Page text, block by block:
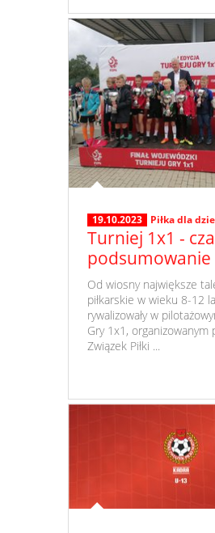
19.10.2023 Piłka dla
Turniej 1x1 -
podsumowanie
Od wiosny największe
piłkarskie w wieku 8-12
rywalizowały w
Gry 1x1, organizowanym
Związek Piłki ...